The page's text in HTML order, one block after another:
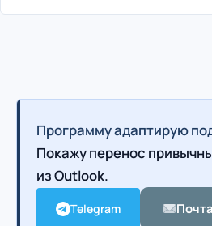
Программу адаптирую
Покажу перенос
из Outlook.
Telegram Почта